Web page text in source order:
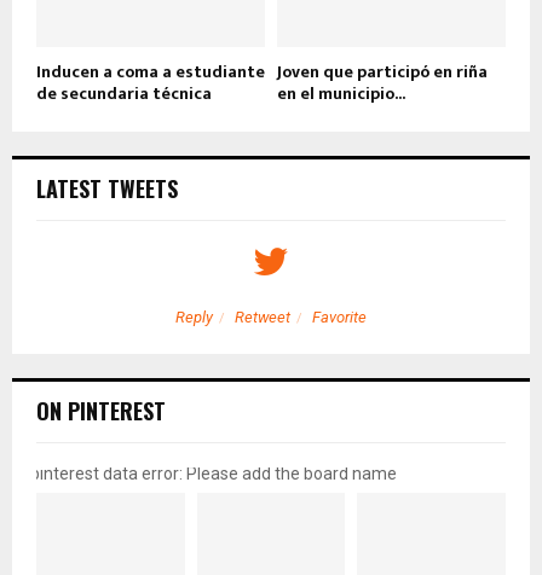
Inducen a coma a estudiante
de secundaria técnica
Joven que participó en riña
en el municipio...
LATEST TWEETS
Reply Retweet Favorite
ON PINTEREST
pinterest data error: Please add the board name